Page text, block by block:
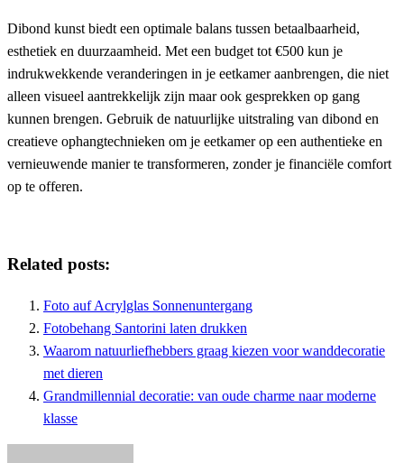
Dibond kunst biedt een optimale balans tussen betaalbaarheid,
esthetiek en duurzaamheid. Met een budget tot €500 kun je
indrukwekkende veranderingen in je eetkamer aanbrengen, die niet
alleen visueel aantrekkelijk zijn maar ook gesprekken op gang
kunnen brengen. Gebruik de natuurlijke uitstraling van dibond en
creatieve ophangtechnieken om je eetkamer op een authentieke en
vernieuwende manier te transformeren, zonder je financiële comfort
op te offeren.
Related posts:
Foto auf Acrylglas Sonnenuntergang
Fotobehang Santorini laten drukken
Waarom natuurliefhebbers graag kiezen voor wanddecoratie
met dieren
Grandmillennial decoratie: van oude charme naar moderne
klasse